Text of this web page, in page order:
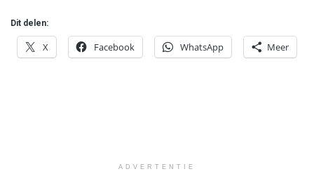
Dit delen:
X Facebook WhatsApp Meer
ADVERTENTIE